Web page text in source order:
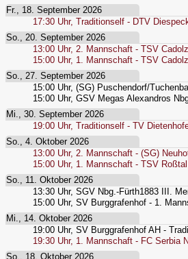
Fr., 18. September 2026
17:30 Uhr, Traditionself - DTV
So., 20. September 2026
13:00 Uhr, 2. Mannschaft - TSV
15:00 Uhr, 1. Mannschaft - TSV
So., 27. September 2026
15:00 Uhr, (SG) Puschendorf/
15:00 Uhr, GSV Megas Alexandros
Mi., 30. September 2026
19:00 Uhr, Traditionself - TV
So., 4. Oktober 2026
13:00 Uhr, 2. Mannschaft - (SG)
15:00 Uhr, 1. Mannschaft - TSV Roßtal
So., 11. Oktober 2026
13:30 Uhr, SGV Nbg.-Fürth1883 III.
15:00 Uhr, SV Burggrafenhof - 1.
Mi., 14. Oktober 2026
19:00 Uhr, SV Burggrafenhof AH -
19:30 Uhr, 1. Mannschaft - FC Serbia
So., 18. Oktober 2026